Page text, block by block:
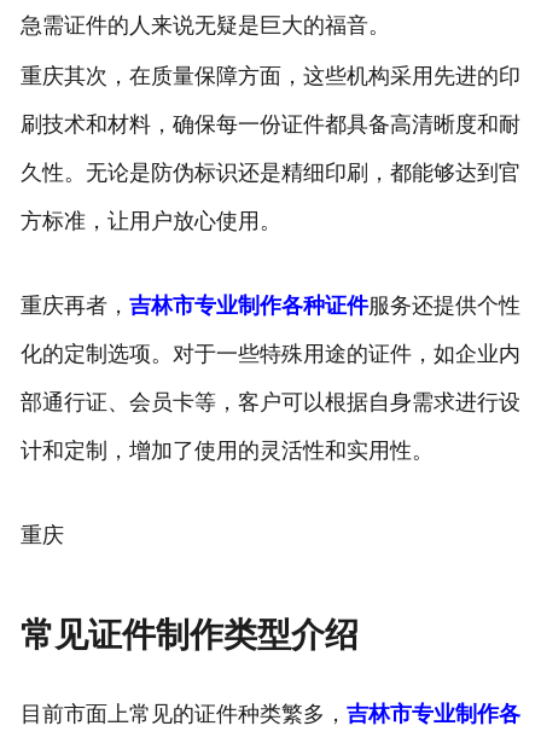
急需证件的人来说无疑是巨大的福音。
重庆其次，在质量保障方面，这些机构采用先进的印
刷技术和材料，确保每一份证件都具备高清晰度和耐
久性。无论是防伪标识还是精细印刷，都能够达到官
方标准，让用户放心使用。
重庆再者， 吉林市专业制作各种证件服务还提供个性
化的定制选项。对于一些特殊用途的证件，如企业内
部通行证、会员卡等，客户可以根据自身需求进行设
计和定制，增加了使用的灵活性和实用性。
重庆
常见证件制作类型介绍
目前市面上常见的证件种类繁多， 吉林市专业制作各